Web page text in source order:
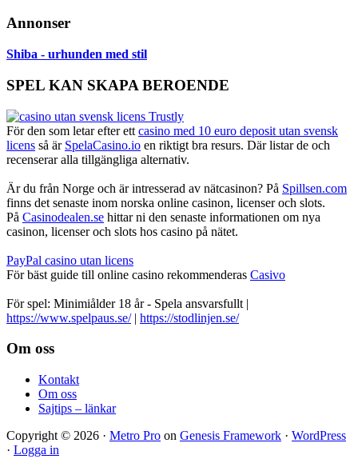
Annonser
Shiba - urhunden med stil
SPEL KAN SKAPA BEROENDE
För den som letar efter ett casino med 10 euro deposit utan svensk
licens så är SpelaCasino.io en riktigt bra resurs. Där listar de och
recenserar alla tillgängliga alternativ.
Är du från Norge och är intresserad av nätcasinon? På Spillsen.com
finns det senaste inom norska online casinon, licenser och slots.
På Casinodealen.se hittar ni den senaste informationen om nya
casinon, licenser och slots hos casino på nätet.
PayPal casino utan licens
För bäst guide till online casino rekommenderas Casivo
För spel: Minimiålder 18 år - Spela ansvarsfullt |
https://www.spelpaus.se/| https://stodlinjen.se/
Footer
Om oss
Kontakt
Om oss
Sajtips – länkar
Copyright © 2026 · Metro Pro on Genesis Framework · WordPress
· Logga in